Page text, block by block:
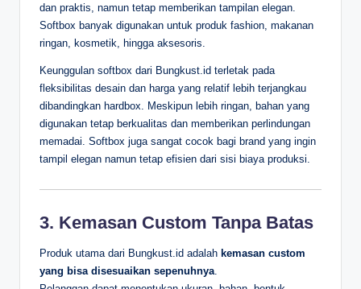
dan praktis, namun tetap memberikan tampilan elegan.
Softbox banyak digunakan untuk produk fashion, makanan
ringan, kosmetik, hingga aksesoris.
Keunggulan softbox dari Bungkust.id terletak pada
fleksibilitas desain dan harga yang relatif lebih terjangkau
dibandingkan hardbox. Meskipun lebih ringan, bahan yang
digunakan tetap berkualitas dan memberikan perlindungan
memadai. Softbox juga sangat cocok bagi brand yang ingin
tampil elegan namun tetap efisien dari sisi biaya produksi.
3. Kemasan Custom Tanpa Batas
Produk utama dari Bungkust.id adalah kemasan custom
yang bisa disesuaikan sepenuhnya.